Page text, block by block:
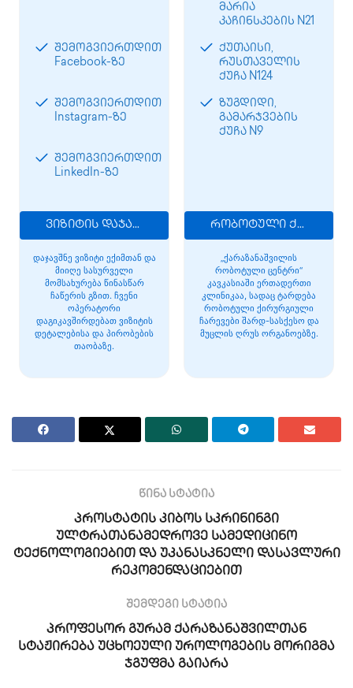
შემოგვიერთდით
Facebook-ზე
შემოგვიერთდით
Instagram-ზე
შემოგვიერთდით
LinkedIn-ზე
ვიზიტის დაჯავშნა
დაჯავშნე ვიზიტი ექიმთან და
მიიღე სასურველი
მომსახურება წინასწარ
ჩაწერის გზით. ჩვენი
ოპერატორი
დაგიკავშირდებათ ვიზიტის
დეტალებისა და პირობების
თაობაზე.
მარია
კაჩინსკების N21
ქუთაისი,
რუსთაველის
ქუჩა N124
ზუგდიდი,
გამარჯვების
ქუჩა N9
რობოტული ქირურგია
„ქარაზანაშვილის
რობოტული ცენტრი“
კავკასიაში ერთადერთი
კლინიკაა, სადაც ტარდება
რობოტული ქირურგიული
ჩარევები შარდ-სასქესო და
მუცლის ღრუს ორგანოებზე.
წინა სტატია
პროსტატის კიბოს სკრინინგი
ულტრათანამედროვე სამედიცინო
ტექნოლოგიებით და უკანასკნელი დასავლური
რეკომენდაციებით
შემდეგი სტატია
პროფესორ გურამ ქარაზანაშვილთან
სტაჟირება უცხოეული უროლოგების მორიგმა
ჯგუფმა გაიარა